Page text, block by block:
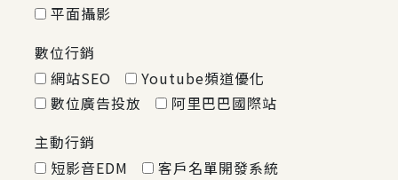
平面攝影
數位行銷
網站SEO
Youtube頻道優化
數位廣告投放
阿里巴巴國際站
主動行銷
短影音EDM
客戶名單開發系統